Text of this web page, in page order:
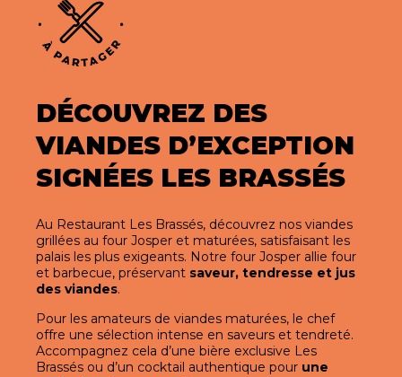
DÉCOUVREZ DES
VIANDES D’EXCEPTION
SIGNÉES LES BRASSÉS
Au Restaurant Les Brassés, découvrez nos viandes
grillées au four Josper et maturées, satisfaisant les
palais les plus exigeants. Notre four Josper allie four
et barbecue, préservant saveur, tendresse et jus
des viandes.
Pour les amateurs de viandes maturées, le chef
offre une sélection intense en saveurs et tendreté.
Accompagnez cela d’une bière exclusive Les
Brassés ou d’un cocktail authentique pour une